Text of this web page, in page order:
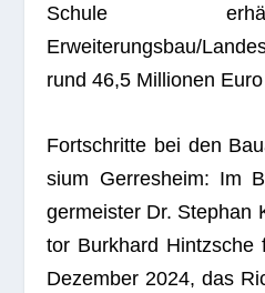
Schule
Erweiterungsbau/
rund 46,5 Mil­lio­nen Euro
Fort­schritte bei den
sium Ger­res­heim: Im
ger­meis­ter Dr. Ste­phan
tor Burk­hard Hintzsche
Dezem­ber 2024, das